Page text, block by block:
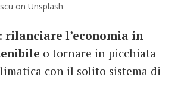
on Unsplash
rilanciare l’economia in
o tornare in picchiata
con il solito sistema di